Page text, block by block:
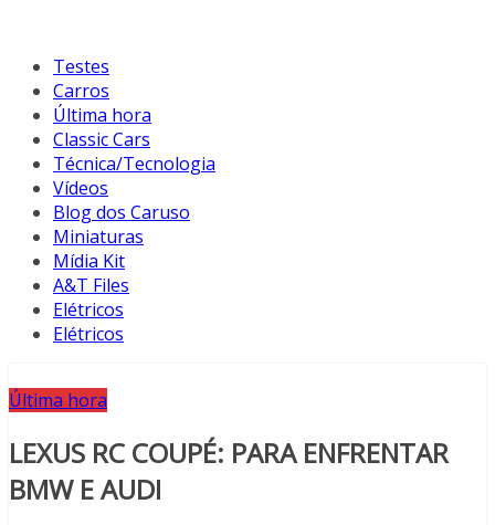
Testes
Carros
Última hora
Classic Cars
Técnica/Tecnologia
Vídeos
Blog dos Caruso
Miniaturas
Mídia Kit
A&T Files
Elétricos
Elétricos
Última hora
LEXUS RC COUPÉ: PARA ENFRENTAR
BMW E AUDI